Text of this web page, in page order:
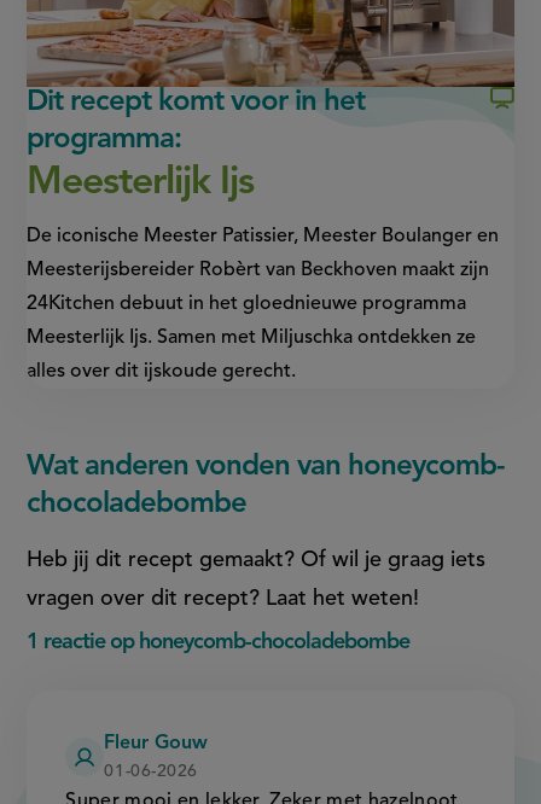
externe
link)
externe
link)
Dit recept komt voor in het
programma:
Meesterlijk Ijs
De iconische Meester Patissier, Meester Boulanger en
Meesterijsbereider Robèrt van Beckhoven maakt zijn
24Kitchen debuut in het gloednieuwe programma
Meesterlijk Ijs. Samen met Miljuschka ontdekken ze
alles over dit ijskoude gerecht.
Wat anderen vonden van honeycomb-
chocoladebombe
Heb jij dit recept gemaakt? Of wil je graag iets
vragen over dit recept? Laat het weten!
1 reactie op honeycomb-chocoladebombe
Fleur Gouw
01-06-2026